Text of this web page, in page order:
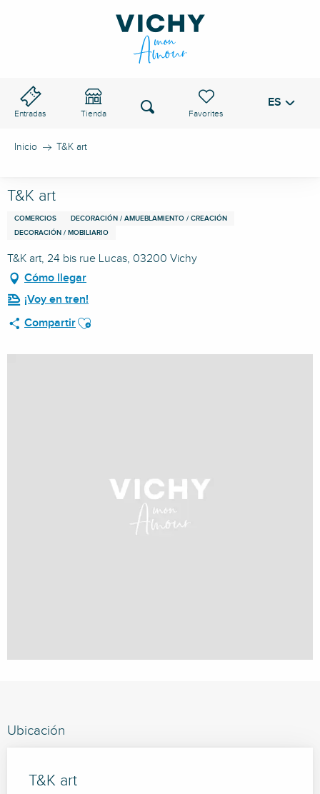
Entradas Tienda
Voir les favoris
Buscar ES
Inicio T&K art
T&K art
COMERCIOS
DECORACIÓN / AMUEBLAMIENTO / CREACIÓN
DECORACIÓN / MOBILIARIO
T&K art, 24 bis rue Lucas, 03200 Vichy
Cómo llegar
¡Voy en tren!
CompartirAjouter aux favoris
Ubicación
T&K art